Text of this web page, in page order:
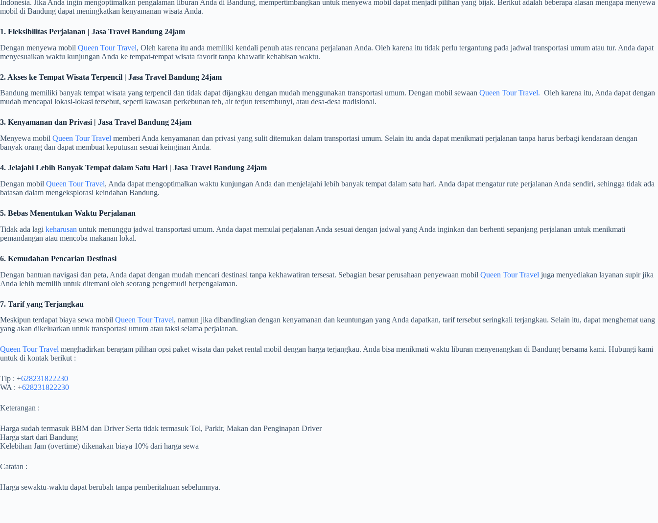
Indonesia. Jika Anda ingin mengoptimalkan pengalaman liburan Anda di Bandung, mempertimbangkan untuk menyewa mobil dapat menjadi pilihan yang bijak. Berikut adalah beberapa alasan mengapa menyewa
mobil di Bandung dapat meningkatkan kenyamanan wisata Anda.
1. Fleksibilitas Perjalanan | Jasa Travel Bandung 24jam
Dengan menyewa mobil Queen Tour Travel, Oleh karena itu anda memiliki kendali penuh atas rencana perjalanan Anda. Oleh karena itu tidak perlu tergantung pada jadwal transportasi umum atau tur. Anda dapat
menyesuaikan waktu kunjungan Anda ke tempat-tempat wisata favorit tanpa khawatir kehabisan waktu.
2. Akses ke Tempat Wisata Terpencil | Jasa Travel Bandung 24jam
Bandung memiliki banyak tempat wisata yang terpencil dan tidak dapat dijangkau dengan mudah menggunakan transportasi umum. Dengan mobil sewaan Queen Tour Travel. Oleh karena itu, Anda dapat dengan
mudah mencapai lokasi-lokasi tersebut, seperti kawasan perkebunan teh, air terjun tersembunyi, atau desa-desa tradisional.
3. Kenyamanan dan Privasi | Jasa Travel Bandung 24jam
Menyewa mobil Queen Tour Travel memberi Anda kenyamanan dan privasi yang sulit ditemukan dalam transportasi umum. Selain itu anda dapat menikmati perjalanan tanpa harus berbagi kendaraan dengan
banyak orang dan dapat membuat keputusan sesuai keinginan Anda.
4. Jelajahi Lebih Banyak Tempat dalam Satu Hari | Jasa Travel Bandung 24jam
Dengan mobil Queen Tour Travel, Anda dapat mengoptimalkan waktu kunjungan Anda dan menjelajahi lebih banyak tempat dalam satu hari. Anda dapat mengatur rute perjalanan Anda sendiri, sehingga tidak ada
batasan dalam mengeksplorasi keindahan Bandung.
5. Bebas Menentukan Waktu Perjalanan
Tidak ada lagi keharusan untuk menunggu jadwal transportasi umum. Anda dapat memulai perjalanan Anda sesuai dengan jadwal yang Anda inginkan dan berhenti sepanjang perjalanan untuk menikmati
pemandangan atau mencoba makanan lokal.
6. Kemudahan Pencarian Destinasi
Dengan bantuan navigasi dan peta, Anda dapat dengan mudah mencari destinasi tanpa kekhawatiran tersesat. Sebagian besar perusahaan penyewaan mobil Queen Tour Travel juga menyediakan layanan supir jika
Anda lebih memilih untuk ditemani oleh seorang pengemudi berpengalaman.
7. Tarif yang Terjangkau
Meskipun terdapat biaya sewa mobil Queen Tour Travel, namun jika dibandingkan dengan kenyamanan dan keuntungan yang Anda dapatkan, tarif tersebut seringkali terjangkau. Selain itu, dapat menghemat uang
yang akan dikeluarkan untuk transportasi umum atau taksi selama perjalanan.
Queen Tour Travel menghadirkan beragam pilihan opsi paket wisata dan paket rental mobil dengan harga terjangkau. Anda bisa menikmati waktu liburan menyenangkan di Bandung bersama kami. Hubungi kami
untuk di kontak berikut :
Tlp : +628231822230
WA : +628231822230
Keterangan :
Harga sudah termasuk BBM dan Driver Serta tidak termasuk Tol, Parkir, Makan dan Penginapan Driver
Harga start dari Bandung
Kelebihan Jam (overtime) dikenakan biaya 10% dari harga sewa
Catatan :
Harga sewaktu-waktu dapat berubah tanpa pemberitahuan sebelumnya.